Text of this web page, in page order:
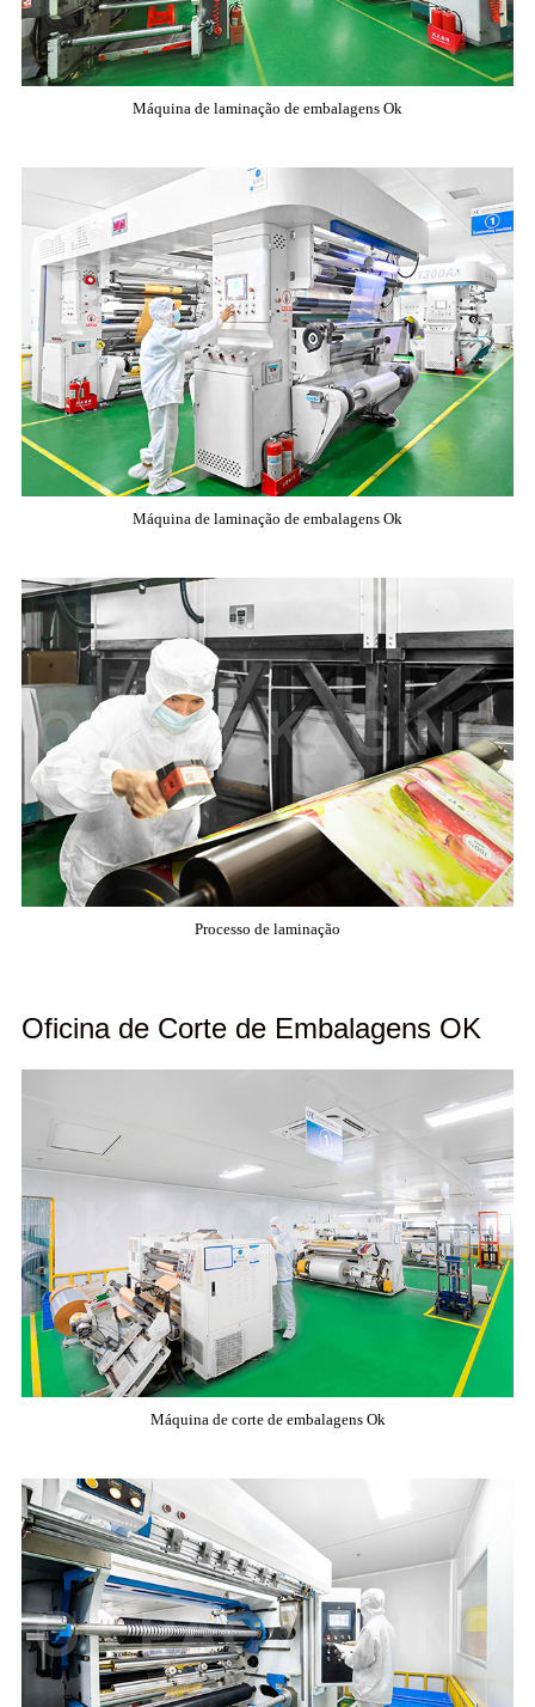
Máquina de laminação de embalagens Ok
Máquina de laminação de embalagens Ok
Processo de laminação
Oficina de Corte de Embalagens OK
Máquina de corte de embalagens Ok